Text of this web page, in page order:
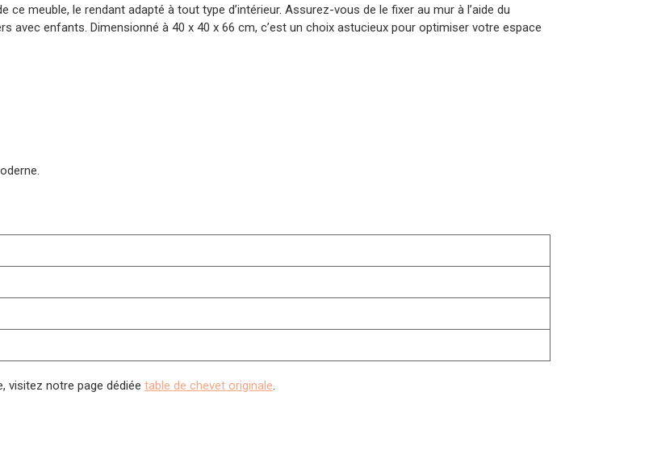
meuble, le rendant adapté à tout type d’intérieur. Assurez-vous de le fixer au mur à l’aide du
enfants. Dimensionné à 40 x 40 x 66 cm, c’est un choix astucieux pour optimiser votre espace
visitez notre page dédiéetable de chevet originale.